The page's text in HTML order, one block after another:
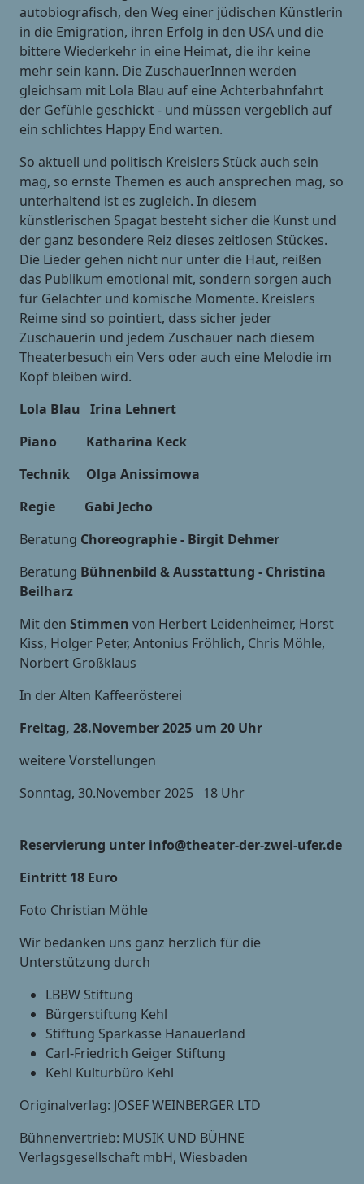
autobiografisch, den Weg einer jüdischen Künstlerin
in die Emigration, ihren Erfolg in den USA und die
bittere Wiederkehr in eine Heimat, die ihr keine
mehr sein kann. Die ZuschauerInnen werden
gleichsam mit Lola Blau auf eine Achterbahnfahrt
der Gefühle geschickt - und müssen vergeblich auf
ein schlichtes Happy End warten.
So aktuell und politisch Kreislers Stück auch sein
mag, so ernste Themen es auch ansprechen mag, so
unterhaltend ist es zugleich. In diesem
künstlerischen Spagat besteht sicher die Kunst und
der ganz besondere Reiz dieses zeitlosen Stückes.
Die Lieder gehen nicht nur unter die Haut, reißen
das Publikum emotional mit, sondern sorgen auch
für Gelächter und komische Momente. Kreislers
Reime sind so pointiert, dass sicher jeder
Zuschauerin und jedem Zuschauer nach diesem
Theaterbesuch ein Vers oder auch eine Melodie im
Kopf bleiben wird.
Lola Blau Irina Lehnert
Piano Katharina Keck
Technik Olga Anissimowa
Regie Gabi Jecho
Beratung Choreographie - Birgit Dehmer
Beratung Bühnenbild & Ausstattung - Christina
Beilharz
Mit den Stimmen von Herbert Leidenheimer, Horst
Kiss, Holger Peter, Antonius Fröhlich, Chris Möhle,
Norbert Großklaus
In der Alten Kaffeerösterei
Freitag, 28.November 2025 um 20 Uhr
weitere Vorstellungen
Sonntag, 30.November 2025 18 Uhr
Reservierung unter info@theater-der-zwei-ufer.de
Eintritt 18 Euro
Foto Christian Möhle
Wir bedanken uns ganz herzlich für die
Unterstützung durch
LBBW Stiftung
Bürgerstiftung Kehl
Stiftung Sparkasse Hanauerland
Carl-Friedrich Geiger Stiftung
Kehl Kulturbüro Kehl
Originalverlag: JOSEF WEINBERGER LTD
Bühnenvertrieb: MUSIK UND BÜHNE
Verlagsgesellschaft mbH, Wiesbaden